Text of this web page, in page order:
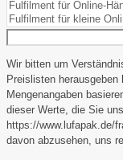
Wir bitten um
Preislisten
Mengenangaben
dieser Werte, die Sie
https://www.lufapak.de/
davon abzusehen, uns